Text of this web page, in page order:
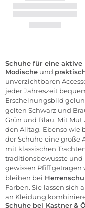
Schuhe für eine
Modische und
unverzichtbaren
jeder Jahreszeit
Erscheinungsbild
gelten Schwarz und
Grün und Blau. Mit
den Alltag. Ebenso wie
der Schuhe eine große
mit klassischen
traditionsbewusste
gewissen Pfiff getragen
bleiben bei
Farben. Sie lassen
an Kleidung
Schuhe bei Kastner &